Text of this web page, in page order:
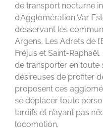
de transport nocturne
d’Agglomération Var
desservant les
Argens, Les Adrets de
Fréjus et Saint-
de transporter en toute
désireuses de profiter
proposent ces
se déplacer toute
tardifs et n’ayant pas
locomotion.